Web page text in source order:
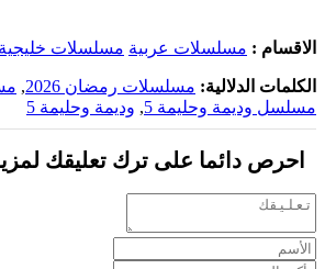
الاقسام : مسلسلات عربية مسلسلات خليجية
الكلمات الدلالية: مسلسلات رمضان 2026 ,
مسلسل وديمة وحليمة 5
, وديمة وحليمة 5
احرص دائما على ترك تعليقك